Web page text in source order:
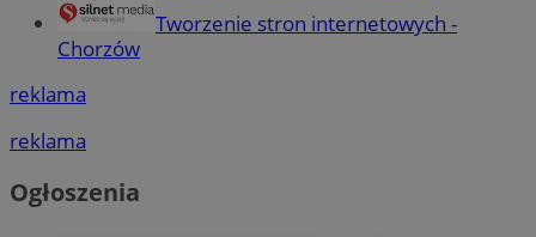
Tworzenie stron internetowych -
Chorzów
reklama
reklama
Ogłoszenia